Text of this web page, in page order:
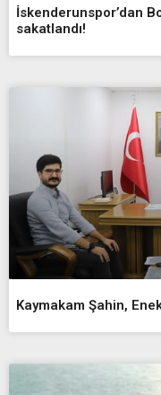
İskenderunspor’dan
sakatlandı!
Kaymakam Şahin,